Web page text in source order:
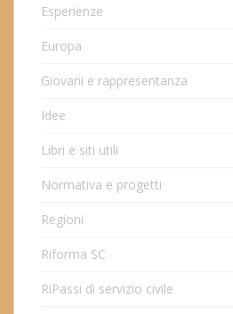
Esperienze
Europa
Giovani e rappresentanza
Idee
Libri e siti utili
Normativa e progetti
Regioni
Riforma SC
RiPassi di servizio civile